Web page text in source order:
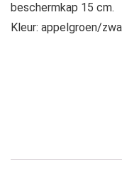
beschermkap 15 cm.
Kleur: appelgroen/